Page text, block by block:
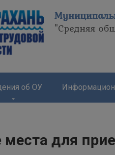
"Средняя
об ОУ
для